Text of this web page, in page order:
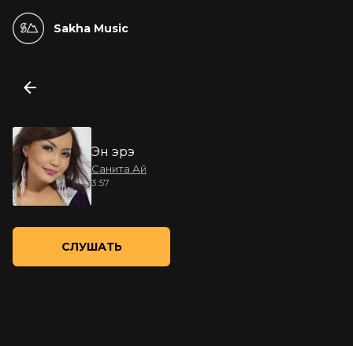
Sakha Music
Эн эрэ
Санита Ай
3:57
СЛУШАТЬ